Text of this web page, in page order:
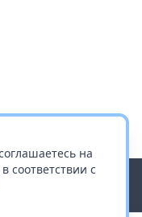
на
соответствии с